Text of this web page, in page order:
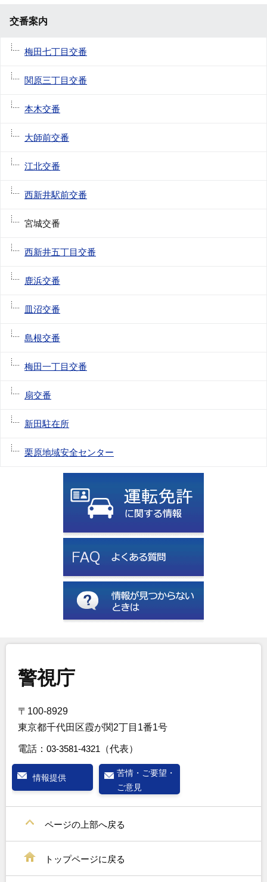
交番案内
梅田七丁目交番
関原三丁目交番
本木交番
大師前交番
江北交番
西新井駅前交番
宮城交番
西新井五丁目交番
鹿浜交番
皿沼交番
島根交番
梅田一丁目交番
扇交番
新田駐在所
栗原地域安全センター
警視庁
〒100-8929
東京都千代田区霞が関2丁目1番1号
電話： 03-3581-4321 （代表）
情報提供
苦情・ご要望・
ご意見
ページの上部へ戻る
トップページに戻る